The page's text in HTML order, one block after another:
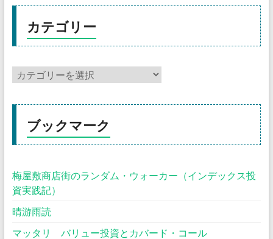
カテゴリー
ブックマーク
梅屋敷商店街のランダム・ウォーカー（インデックス投
資実践記）
晴游雨読
マッタリ バリュー投資とカバード・コール